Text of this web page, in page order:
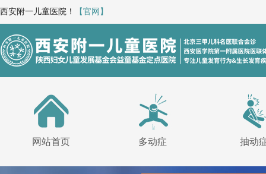
西安附一儿童医院！ 【官网】
网站首页 多动症 抽动